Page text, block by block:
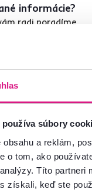
súbory
obsahu a reklám,
o tom, ako
Títo
získali, keď ste
informácie?
radi poradíme
I